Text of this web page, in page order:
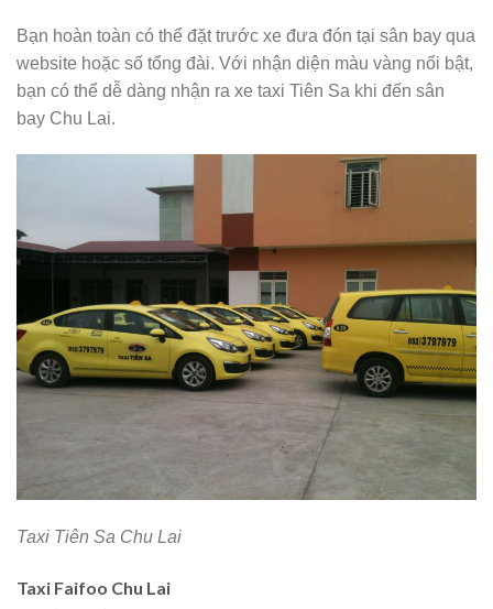
Bạn hoàn toàn có thể đặt trước xe đưa đón tại sân bay qua
website hoặc số tổng đài. Với nhận diện màu vàng nổi bật,
bạn có thể dễ dàng nhận ra xe taxi Tiên Sa khi đến sân
bay Chu Lai.
Taxi Tiên Sa Chu Lai
Taxi Faifoo Chu Lai